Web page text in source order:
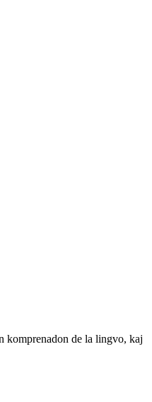
komprenadon de la lingvo, kaj